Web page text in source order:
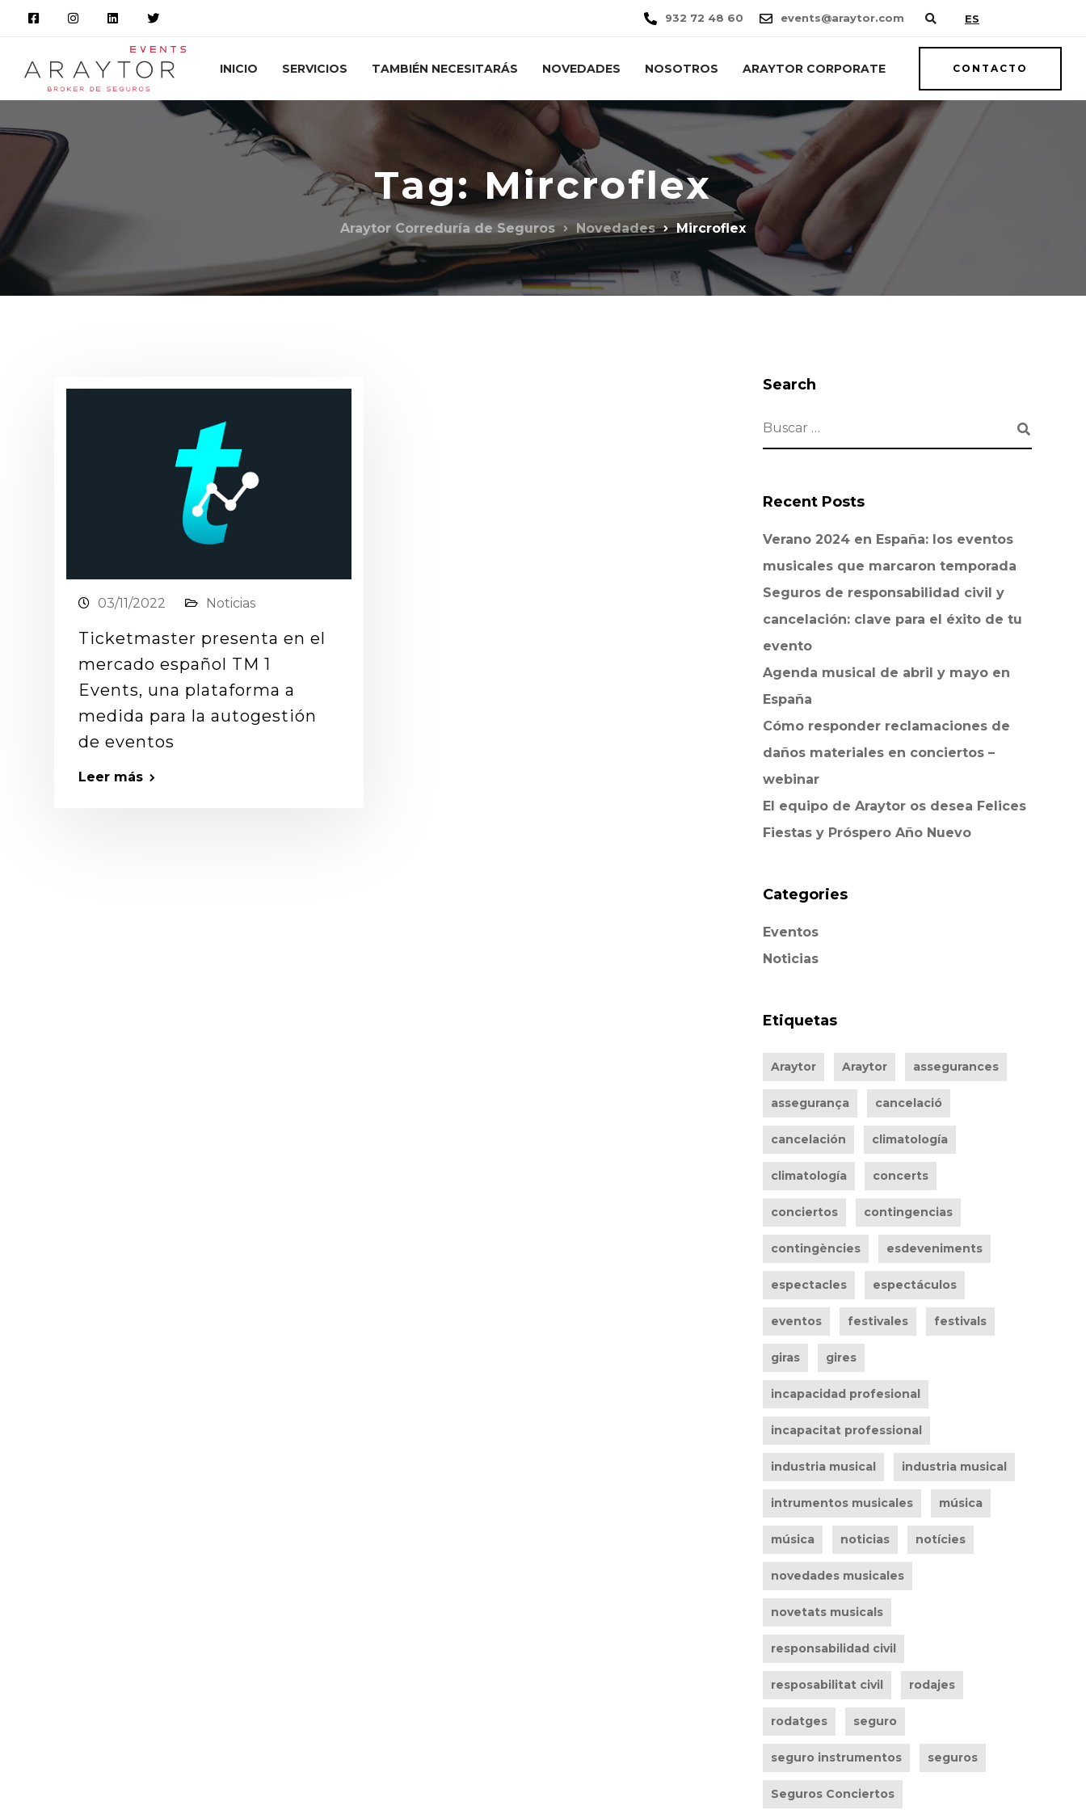
932 72 48 60 events@araytor.com ES
INICIO SERVICIOS TAMBIÉN NECESITARÁS NOVEDADES NOSOTROS ARAYTOR CORPORATE CONTACTO
Tag: Mircroflex
Araytor Correduría de Seguros Novedades Mircroflex
03/11/2022 Noticias
Ticketmaster presenta en el
mercado español TM 1
Events, una plataforma a
medida para la autogestión
de eventos
Leer más
Search
Recent Posts
Verano 2024 en España: los eventos
musicales que marcaron temporada
Seguros de responsabilidad civil y
cancelación: clave para el éxito de tu
evento
Agenda musical de abril y mayo en
España
Cómo responder reclamaciones de
daños materiales en conciertos –
webinar
El equipo de Araytor os desea Felices
Fiestas y Próspero Año Nuevo
Categories
Eventos
Noticias
Etiquetas
Araytor Araytor assegurances
assegurança cancelació
cancelación climatología
climatología concerts
conciertos contingencias
contingències esdeveniments
espectacles espectáculos
eventos festivales festivals
giras gires
incapacidad profesional
incapacitat professional
industria musical industria musical
intrumentos musicales música
música noticias notícies
novedades musicales
novetats musicals
responsabilidad civil
resposabilitat civil rodajes
rodatges seguro
seguro instrumentos seguros
Seguros Conciertos